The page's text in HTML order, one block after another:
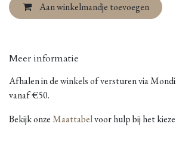
Aan winkelmandje toevoegen
Meer informatie
Afhalen in de winkels of versturen via
vanaf €50.
Bekijk onzeMaattabelvoor hulp bij het